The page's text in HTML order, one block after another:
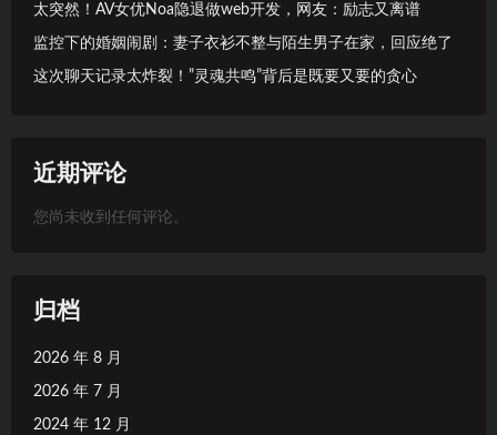
太突然！AV女优Noa隐退做web开发，网友：励志又离谱
监控下的婚姻闹剧：妻子衣衫不整与陌生男子在家，回应绝了
这次聊天记录太炸裂！”灵魂共鸣”背后是既要又要的贪心
近期评论
您尚未收到任何评论。
归档
2026 年 8 月
2026 年 7 月
2024 年 12 月